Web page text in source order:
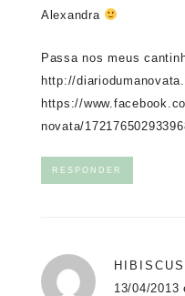
Alexandra
Passa nos meus
http://
https://
novata/
RESPONDER
HIBISCUS
13/04/2013